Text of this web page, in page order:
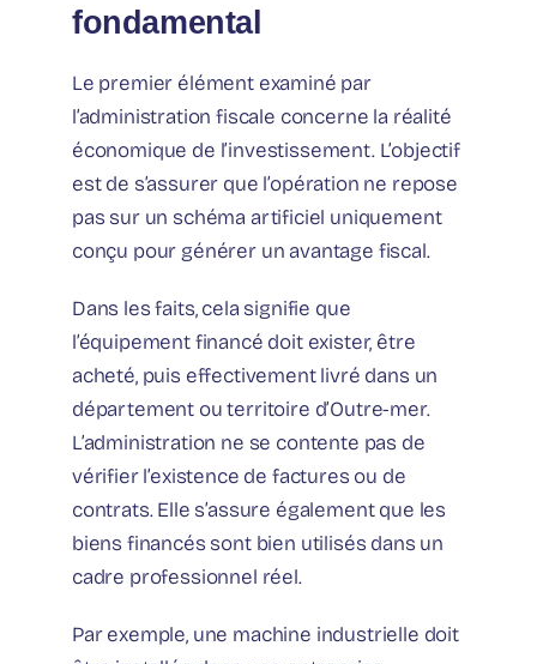
fondamental
Le premier élément examiné par
l’administration fiscale concerne la réalité
économique de l’investissement. L’objectif
est de s’assurer que l’opération ne repose
pas sur un schéma artificiel uniquement
conçu pour générer un avantage fiscal.
Dans les faits, cela signifie que
l’équipement financé doit exister, être
acheté, puis effectivement livré dans un
département ou territoire d’Outre-mer.
L’administration ne se contente pas de
vérifier l’existence de factures ou de
contrats. Elle s’assure également que les
biens financés sont bien utilisés dans un
cadre professionnel réel.
Par exemple, une machine industrielle doit